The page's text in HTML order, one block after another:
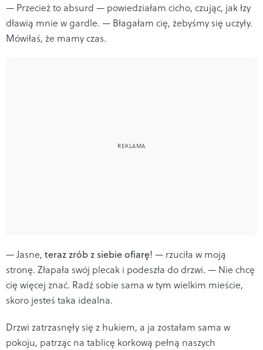
— Przecież to absurd — powiedziałam cicho, czując, jak łzy
dławią mnie w gardle. — Błagałam cię, żebyśmy się uczyły.
Mówiłaś, że mamy czas.
— Jasne, teraz zrób z siebie ofiarę! — rzuciła w moją
stronę. Złapała swój plecak i podeszła do drzwi. — Nie chcę
cię więcej znać. Radź sobie sama w tym wielkim mieście,
skoro jesteś taka idealna.
Drzwi zatrzasnęły się z hukiem, a ja zostałam sama w
pokoju, patrząc na tablicę korkową pełną naszych